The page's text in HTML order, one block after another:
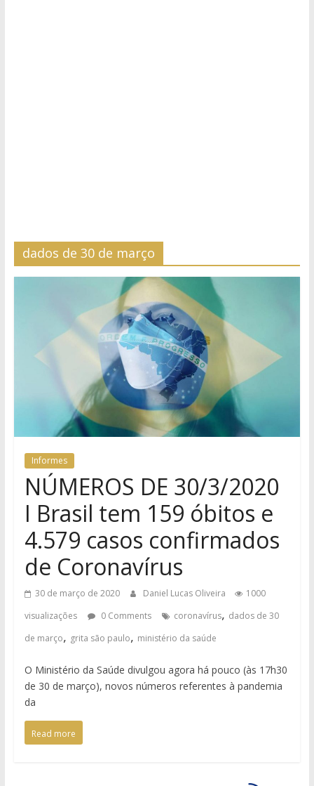
dados de 30 de março
Informes
NÚMEROS DE 30/3/2020
I Brasil tem 159 óbitos e
4.579 casos confirmados
de Coronavírus
30 de março de 2020 Daniel Lucas Oliveira
1000
visualizações
0 Comments coronavírus, dados de 30
de março, grita são paulo, ministério da saúde
O Ministério da Saúde divulgou agora há pouco (às 17h30
de 30 de março), novos números referentes à pandemia
da
Read more